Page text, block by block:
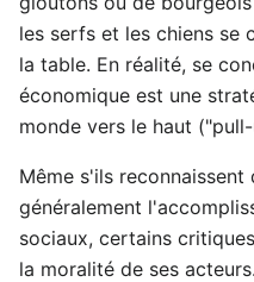
les serfs et les chiens se
la table. En réalité, se
économique est une
monde vers le haut
Même s'ils
généralement
sociaux, certains
la moralité de ses